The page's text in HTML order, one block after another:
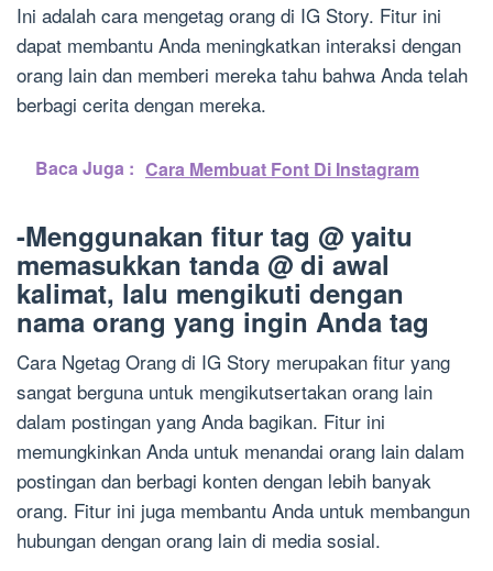
Ini adalah cara mengetag orang di IG Story. Fitur ini
dapat membantu Anda meningkatkan interaksi dengan
orang lain dan memberi mereka tahu bahwa Anda telah
berbagi cerita dengan mereka.
Baca Juga : Cara Membuat Font Di Instagram
-Menggunakan fitur tag @ yaitu
memasukkan tanda @ di awal
kalimat, lalu mengikuti dengan
nama orang yang ingin Anda tag
Cara Ngetag Orang di IG Story merupakan fitur yang
sangat berguna untuk mengikutsertakan orang lain
dalam postingan yang Anda bagikan. Fitur ini
memungkinkan Anda untuk menandai orang lain dalam
postingan dan berbagi konten dengan lebih banyak
orang. Fitur ini juga membantu Anda untuk membangun
hubungan dengan orang lain di media sosial.